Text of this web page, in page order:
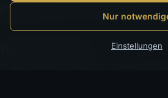
Nur
Einstellungen